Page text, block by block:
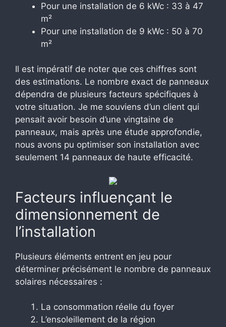
Pour une installation de 6 kWc : 33 à 47
m²
Pour une installation de 9 kWc : 50 à 70
m²
Il est impératif de noter que ces chiffres sont
des estimations. Le nombre exact de panneaux
dépendra de plusieurs facteurs spécifiques à
votre situation. Je me souviens d’un client qui
pensait avoir besoin d’une vingtaine de
panneaux, mais après une étude approfondie,
nous avons pu optimiser son installation avec
seulement 14 panneaux de haute efficacité.
Facteurs influençant le
dimensionnement de
l’installation
Plusieurs éléments entrent en jeu pour
déterminer précisément le nombre de panneaux
solaires nécessaires :
La consommation réelle du foyer
L’ensoleillement de la région